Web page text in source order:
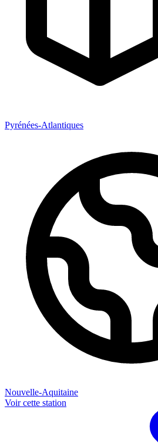
Pyrénées-Atlantiques
Nouvelle-Aquitaine
Voir cette station